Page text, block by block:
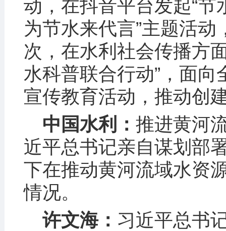
动，在抖音平台发起“节
为节水来代言”主题活
次，在水利社会传播方
水科普联合行动”，面
宣传教育活动，推动创
中国水利：推进黄河
近平总书记亲自谋划部
下在推动黄河流域水资
情况。
许文海： 习近平总书